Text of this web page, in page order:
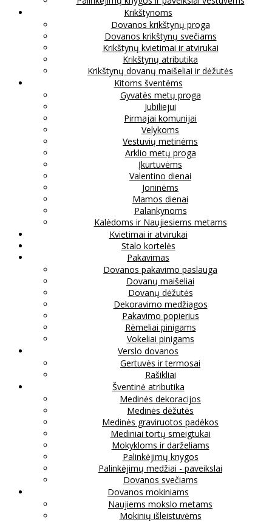
Krikštynoms
Dovanos krikštynų proga
Dovanos krikštynų svečiams
Krikštynų kvietimai ir atvirukai
Krikštynų atributika
Krikštynų dovanų maišeliai ir dėžutės
Kitoms šventėms
Gyvatės metų proga
Jubiliejui
Pirmajai komunijai
Velykoms
Vestuvių metinėms
Arklio metų proga
Įkurtuvėms
Valentino dienai
Joninėms
Mamos dienai
Palankynoms
Kalėdoms ir Naujiesiems metams
Kvietimai ir atvirukai
Stalo kortelės
Pakavimas
Dovanos pakavimo paslauga
Dovanų maišeliai
Dovanų dėžutės
Dekoravimo medžiagos
Pakavimo popierius
Rėmeliai pinigams
Vokeliai pinigams
Verslo dovanos
Gertuvės ir termosai
Rašikliai
Šventinė atributika
Medinės dekoracijos
Medinės dėžutės
Medinės graviruotos padėkos
Mediniai tortų smeigtukai
Mokykloms ir darželiams
Palinkėjimų knygos
Palinkėjimų medžiai - paveikslai
Dovanos svečiams
Dovanos mokiniams
Naujiems mokslo metams
Mokinių išleistuvėms